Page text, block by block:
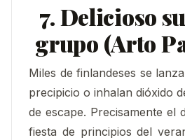
7. Delicioso
grupo (Arto
Miles de finlandeses se
precipicio o inhalan dióxido
de escape. Precisamente el
fiesta de principios del